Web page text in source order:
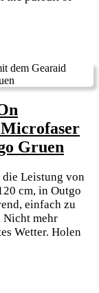
Gruen
Leistung von
cm, in Outgo
einfach zu
Nicht mehr
Wetter. Holen